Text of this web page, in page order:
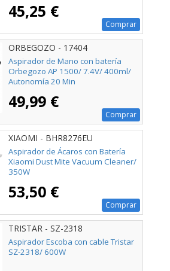
45,25 €
Comprar
ORBEGOZO - 17404
Aspirador de Mano con batería
Orbegozo AP 1500/ 7.4V/ 400ml/
Autonomía 20 Min
49,99 €
Comprar
XIAOMI - BHR8276EU
Aspirador de Ácaros con Batería
Xiaomi Dust Mite Vacuum Cleaner/
350W
53,50 €
Comprar
TRISTAR - SZ-2318
Aspirador Escoba con cable Tristar
SZ-2318/ 600W